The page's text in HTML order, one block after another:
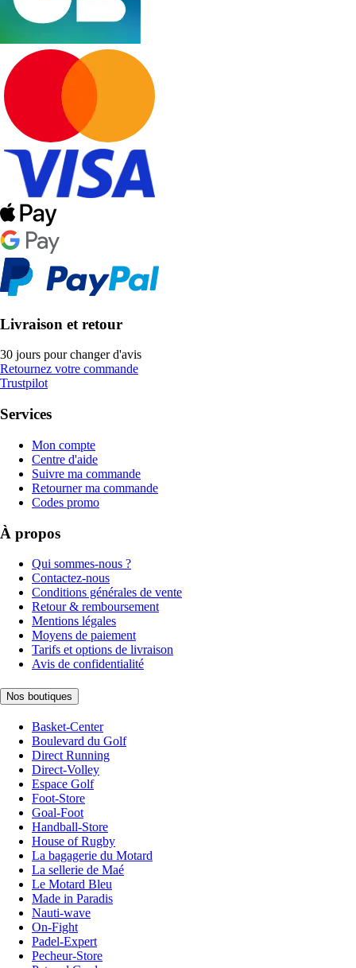
Livraison et retour
30 jours pour changer d'avis
Retournez votre commande
Trustpilot
Services
Mon compte
Centre d'aide
Suivre ma commande
Retourner ma commande
Codes promo
À propos
Qui sommes-nous ?
Contactez-nous
Conditions générales de vente
Retour & remboursement
Mentions légales
Moyens de paiement
Tarifs et options de livraison
Avis de confidentialité
Nos boutiques
Basket-Center
Boulevard du Golf
Direct Running
Direct-Volley
Espace Golf
Foot-Store
Goal-Foot
Handball-Store
House of Rugby
La bagagerie du Motard
La sellerie de Maé
Le Motard Bleu
Made in Paradis
Nauti-wave
On-Fight
Padel-Expert
Pecheur-Store